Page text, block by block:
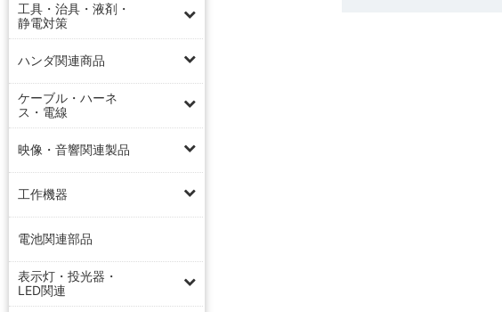
工具・治具・液剤・
静電対策
ハンダ関連商品
ケーブル・ハーネ
ス・電線
映像・音響関連製品
工作機器
電池関連部品
表示灯・投光器・
LED関連